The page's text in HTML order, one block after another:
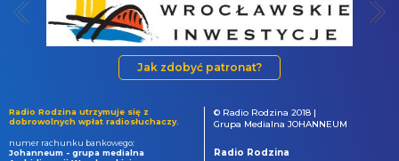
Jak zdobyć patronat?
Radio Rodzina utrzymuje się z
dobrowolnych wpłat radiosłuchaczy.
numer rachunku bankowego:
Johanneum - grupa medialna
© Radio Rodzina 2018 |
Grupa Medialna JOHANNEUM
Radio Rodzina